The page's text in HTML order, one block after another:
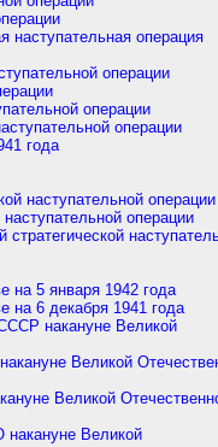
наступательная операция
операции
операции
операции
года
наступательной операции
операции
на 5 января 1942 года
на 6 декабря 1941 года
накануне Великой
Великой
Великой
Великой